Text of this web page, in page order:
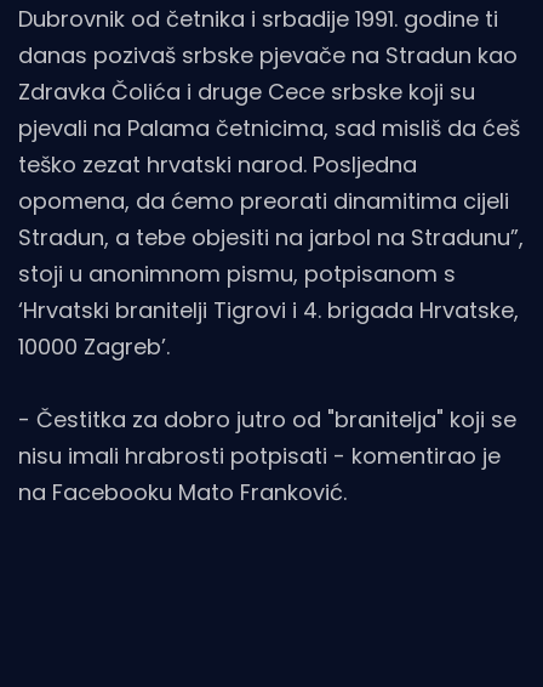
Dubrovnik od četnika i srbadije 1991. godine ti
danas pozivaš srbske pjevače na Stradun kao
Zdravka Čolića i druge Cece srbske koji su
pjevali na Palama četnicima, sad misliš da ćeš
teško zezat hrvatski narod. Posljedna
opomena, da ćemo preorati dinamitima cijeli
Stradun, a tebe objesiti na jarbol na Stradunu”,
stoji u anonimnom pismu, potpisanom s
‘Hrvatski branitelji Tigrovi i 4. brigada Hrvatske,
10000 Zagreb’.
- Čestitka za dobro jutro od "branitelja" koji se
nisu imali hrabrosti potpisati - komentirao je
na Facebooku Mato Franković.